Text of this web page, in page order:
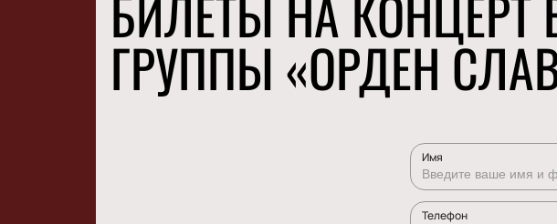
ГРУППЫ «ОРДЕН
Имя
Телефон